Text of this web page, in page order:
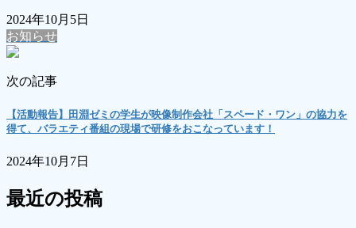
2024年10月5日
お知らせ
次の記事
【活動報告】田淵ゼミの学生が映像制作会社「スペード・ワン」の協力を
得て、バラエティ番組の現場で研修をおこなっています！
2024年10月7日
最近の投稿